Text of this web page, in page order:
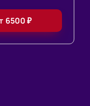
6500₽